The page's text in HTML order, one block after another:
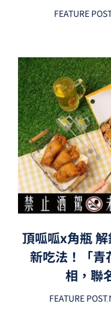
FEATURE POST
頂呱呱x角瓶
新吃法！「青
相，聯
FEATURE POST,